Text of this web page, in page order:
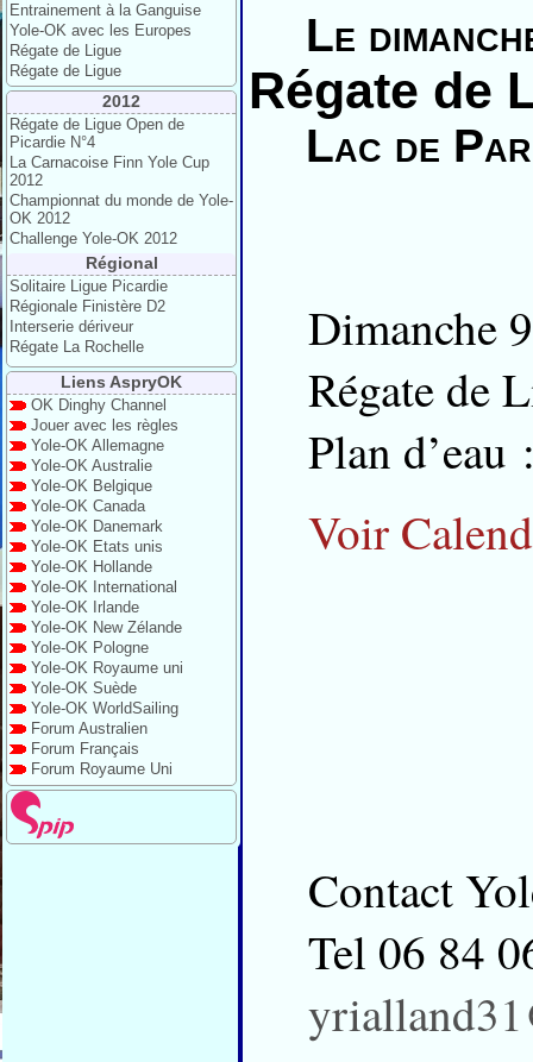
Entrainement à la Ganguise
Yole-OK avec les Europes
Régate de Ligue
Régate de Ligue
2012
Régate de Ligue Open de
Picardie N°4
La Carnacoise Finn Yole Cup
2012
Championnat du monde de Yole-
OK 2012
Challenge Yole-OK 2012
Régional
Solitaire Ligue Picardie
Régionale Finistère D2
Interserie dériveur
Régate La Rochelle
Liens AspryOK
OK Dinghy Channel
Jouer avec les règles
Yole-OK Allemagne
Yole-OK Australie
Yole-OK Belgique
Yole-OK Canada
Yole-OK Danemark
Yole-OK Etats unis
Yole-OK Hollande
Yole-OK International
Yole-OK Irlande
Yole-OK New Zélande
Yole-OK Pologne
Yole-OK Royaume uni
Yole-OK Suède
Yole-OK WorldSailing
Forum Australien
Forum Français
Forum Royaume Uni
Le
Régate de
Lac de
Dimanche
Régate de
Plan d’eau
Voir
Contact
Tel 06 84